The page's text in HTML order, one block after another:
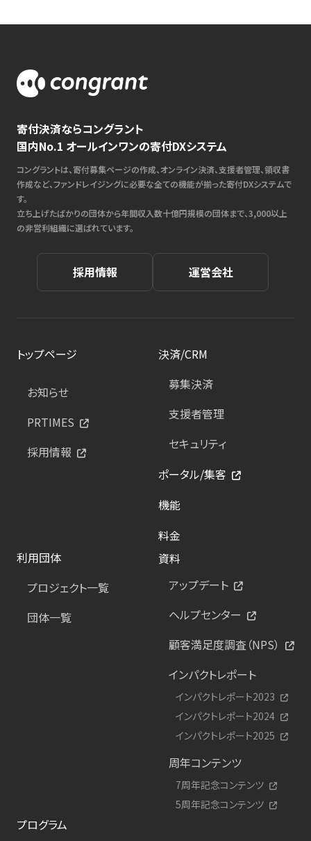
寄付決済ならコングラント
国内No.1 オールインワンの寄付DXシステム
コングラントは、寄付募集ページの作成、オンライン決済、支援者管理、領収書
作成など、ファンドレイジングに必要な全ての機能が揃った寄付DXシステムで
す。
立ち上げたばかりの団体から年間収入数十億円規模の団体まで、3,000以上
の非営利組織に選ばれています。
採用情報 運営会社
トップページ
お知らせ
PRTIMES
採用情報
決済/CRM
募集決済
支援者管理
セキュリティ
ポータル/集客
機能
料金
利用団体
プロジェクト一覧
団体一覧
資料
アップデート
ヘルプセンター
顧客満足度調査（NPS）
インパクトレポート
インパクトレポート2023
インパクトレポート2024
インパクトレポート2025
周年コンテンツ
7周年記念コンテンツ
5周年記念コンテンツ
プログラム